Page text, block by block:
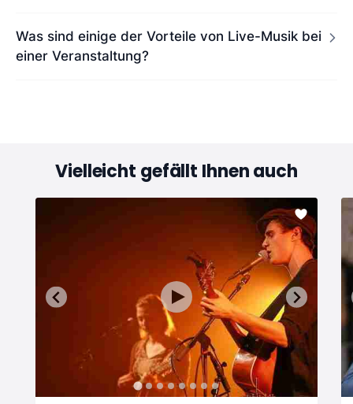
Was sind einige der Vorteile von Live-Musik bei
einer Veranstaltung?
Vielleicht gefällt Ihnen auch